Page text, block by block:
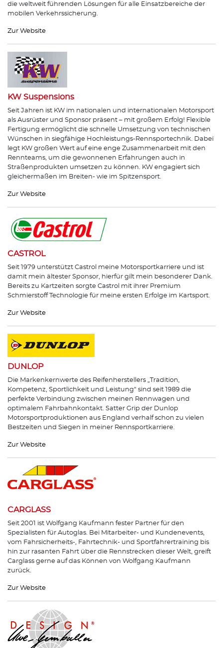
die weltweit führenden Lösungen für alle Einsatzbereiche der
mobilen Verkehrssicherung.
Zur Website
KW Suspensions
Seit Jahren ist KW im nationalen und internationalen Motorsport
als Ausrüster und Sponsor präsent – mit großem Erfolg! Flexible
Fertigung ermöglicht die schnelle Umsetzung von technischen
Wünschen in siegfähige Hochleistungs-Rennsportechnik. Dabei
legt KW großen Wert auf eine enge Zusammenarbeit mit den
Rennteams, um die gewonnenen Erfahrungen auch in
Straßenprodukten umsetzen zu können. KW engagiert sich
gleichermaßen im Breiten- wie im Spitzensport.
Zur Website
CASTROL
Seit 1979 unterstützt Castrol meine Motorsportkarriere und ist
damit mein ältester Sponsor, hierfür gilt mein besonderer Dank.
Bereits zu Kartzeiten sorgte Castrol mit ihrer Premium
Schmierstoff Technologie für meine ersten Erfolge im Kartsport.
Zur Website
DUNLOP
Die Markenkernwerte des Reifenherstellers „Tradition,
Kompetenz, Sportlichkeit und Leistung“ sind seit 1989 die
perfekte Verbindung zwischen meinen Rennwagen und
optimalem Fahrbahnkontakt. Satter Grip der Dunlop
Motorsportproduktionen aus England verhalf schon zu vielen
Bestzeiten und Siegen in meiner Rennsportkarriere.
Zur Website
CARGLASS
Seit 2001 ist Wolfgang Kaufmann fester Partner für den
Spezialisten für Autoglas. Bei Mitarbeiter- und Kundenevents,
vom Fahrsicherheits-, Fahrtechnik- und Sportfahrertraining bis
hin zur rasanten Fahrt über die Rennstrecken dieser Welt, greift
Carglass gerne auf das Können von Wolfgang Kaufmann
zurück.
Zur Website